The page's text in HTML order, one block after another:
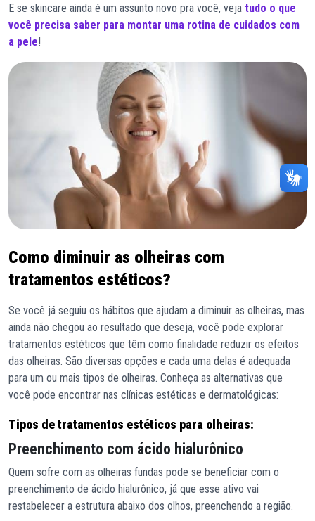
E se skincare ainda é um assunto novo pra você, veja tudo o que
você precisa saber para montar uma rotina de cuidados com
a pele!
Como diminuir as olheiras com
tratamentos estéticos?
Se você já seguiu os hábitos que ajudam a diminuir as olheiras, mas
ainda não chegou ao resultado que deseja, você pode explorar
tratamentos estéticos que têm como finalidade reduzir os efeitos
das olheiras. São diversas opções e cada uma delas é adequada
para um ou mais tipos de olheiras. Conheça as alternativas que
você pode encontrar nas clínicas estéticas e dermatológicas:
Tipos de tratamentos estéticos para olheiras:
Preenchimento com ácido hialurônico
Quem sofre com as olheiras fundas pode se beneficiar com o
preenchimento de ácido hialurônico, já que esse ativo vai
restabelecer a estrutura abaixo dos olhos, preenchendo a região.